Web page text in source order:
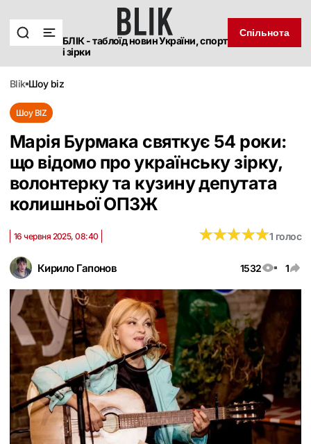
БЛІК - таблоїд новин України, спорт
і зірки
Спільнота
blik шоу biz
Шоу BIZ
Марія Бурмака святкує 54 роки:
що відомо про українську зірку,
волонтерку та кузину депутата
колишньої ОПЗЖ
Кирило Гапонов 1532 1
16 червня 2025, 08:40 ★★★★★
★★★★★1 голос